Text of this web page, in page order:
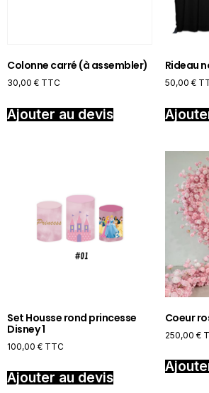
Colonne carré (à assembler)
30,00 € TTC
Ajouter au devis
Rideau
50,00 €
Set Housse rond princesse
Disney 1
100,00 € TTC
Ajouter au devis
Coeur
250,00 €